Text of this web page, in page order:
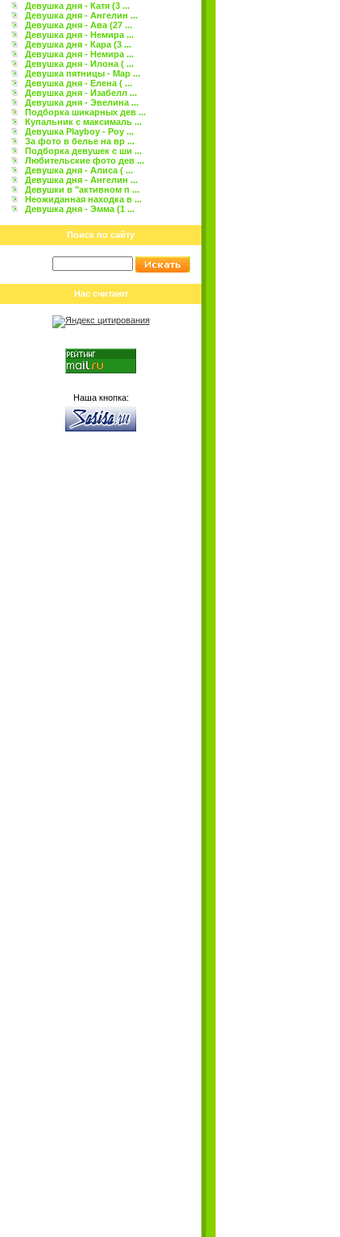
Девушка дня - Катя (3 ...
Девушка дня - Ангелин ...
Девушка дня - Ава (27 ...
Девушка дня - Немира ...
Девушка дня - Кара (3 ...
Девушка дня - Немира ...
Девушка дня - Илона ( ...
Девушка пятницы - Мар ...
Девушка дня - Елена ( ...
Девушка дня - Изабелл ...
Девушка дня - Эвелина ...
Подборка шикарных дев ...
Купальник с максималь ...
Девушка Playboy - Роу ...
За фото в белье на вр ...
Подборка девушек с ши ...
Любительские фото дев ...
Девушка дня - Алиса ( ...
Девушка дня - Ангелин ...
Девушки в "активном п ...
Неожиданная находка в ...
Девушка дня - Эмма (1 ...
Поиск по сайту
Нас считают
Наша кнопка: